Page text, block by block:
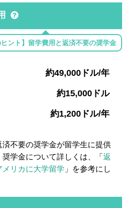
ヒント】留学費用と返済不要の奨学金
約49,000ドル/年
約15,000ドル
約1,200ドル/年
不要の奨学金が留学生に提供
学金について詳しくは、「返
リカに大学留学 」を参考にし